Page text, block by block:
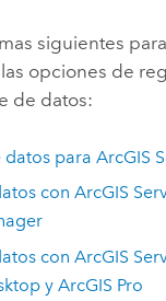
siguientes
opciones de
de datos:
datos paraArcGIS
conArcGIS
conArcGIS
yArcGIS Pro